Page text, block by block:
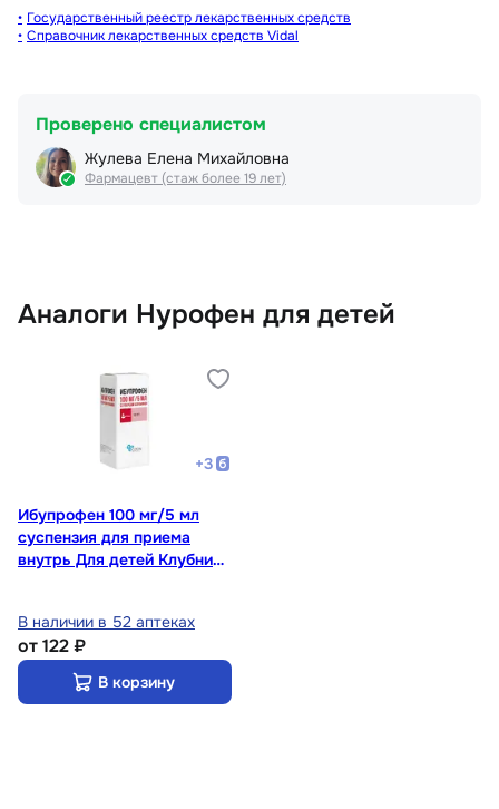
Государственный реестр лекарственных средств
Справочник лекарственных средств Vidal
Проверено специалистом
Жулева Елена Михайловна
Фармацевт (стаж более 19 лет)
Аналоги Нурофен для детей
+3
Ибупрофен 100 мг/5 мл
суспензия для приема
внутрь Для детей Клубника
В наличии в 52 аптеках
от122 ₽
В корзину